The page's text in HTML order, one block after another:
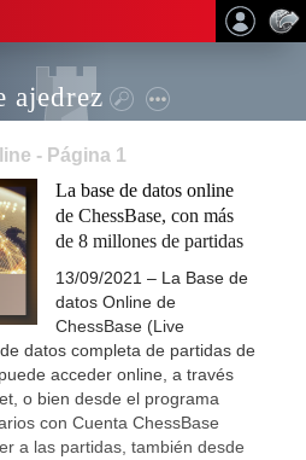
ajedrez
- Página 1
La base de datos online
de ChessBase, con más
de 8 millones de partidas
13/09/2021 – La Base de
datos Online de
ChessBase (Live
datos completa de partidas de
acceder online, a través
o bien desde el programa
con Cuenta ChessBase
a las partidas, también desde